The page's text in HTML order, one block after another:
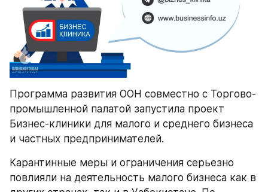
Программа развития ООН совместно с Торгово-
промышленной палатой запустила проект
Бизнес-клиники для малого и среднего бизнеса
и частных предпринимателей.
Карантинные меры и ограничения серьезно
повлияли на деятельность малого бизнеса как в